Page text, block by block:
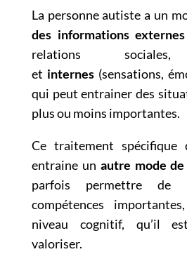
La personne autiste a un
des informations externes
relations sociales,
et internes (sensations,
qui peut entrainer des
plus ou moins importantes.
Ce traitement spécifique
entraine un autre mode de
parfois permettre de
compétences
niveau cognitif, qu’il
valoriser.